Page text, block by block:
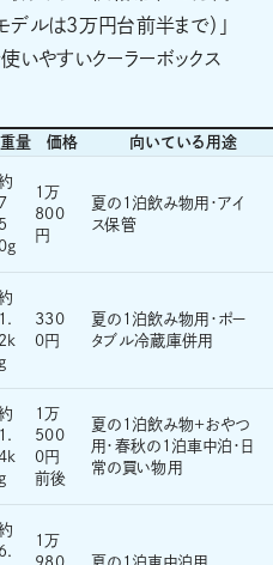
ルは3万円台前半まで）」
いやすいクーラーボックス
重量 価格 向いている用途
7
5
0g
1万
800
円
夏の1泊飲み物用・アイ
ス保管
1.
2k
g
330
0円
夏の1泊飲み物用・ポー
タブル冷蔵庫併用
1.
g
1万
500
0円
前後
夏の1泊飲み物+おやつ
用・春秋の1泊車中泊・日
常の買い物用
6.
1万
980
夏の1泊車中泊用